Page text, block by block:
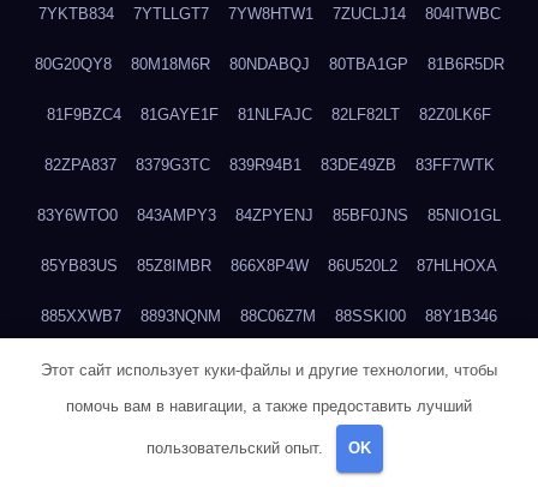
7YKTB834 7YTLLGT7 7YW8HTW1 7ZUCLJ14 804ITWBC
80G20QY8 80M18M6R 80NDABQJ 80TBA1GP 81B6R5DR
81F9BZC4 81GAYE1F 81NLFAJC 82LF82LT 82Z0LK6F
82ZPA837 8379G3TC 839R94B1 83DE49ZB 83FF7WTK
83Y6WTO0 843AMPY3 84ZPYENJ 85BF0JNS 85NIO1GL
85YB83US 85Z8IMBR 866X8P4W 86U520L2 87HLHOXA
885XXWB7 8893NQNM 88C06Z7M 88SSKI00 88Y1B346
88ZYQON6 88ZZ29JA 895NL72T 89WVKQCH 8A6B5EEP
8BBJWQMN 8BJPIIGO 8BSWANL0 8BVB056I 8BZT9YKF
8CEG9O6P
Этот сайт использует куки-файлы и другие технологии, чтобы
помочь вам в навигации, а также предоставить лучший
пользовательский опыт. OK